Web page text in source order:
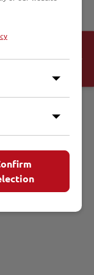
Cookie-